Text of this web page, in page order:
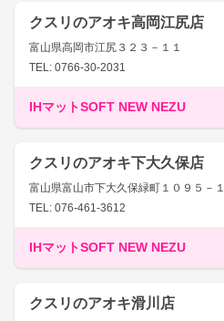
クスリのアオキ高岡江尻店
富山県高岡市江尻３２３－１１
TEL: 0766-30-2031
IHマットSOFT NEW NEZU
クスリのアオキ下大久保店
富山県富山市下大久保緑町１０９５－１
TEL: 076-461-3612
IHマットSOFT NEW NEZU
クスリのアオキ滑川店